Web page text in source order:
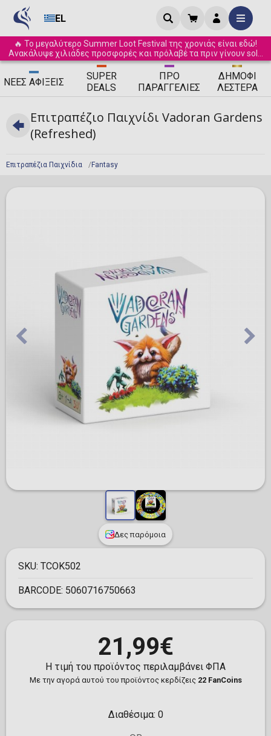
EL
🔥 Το μεγαλύτερο Summer Loot Festival της χρονιάς είναι εδώ!
Ανακάλυψε χιλιάδες προσφορές και πρόλαβέ τα πριν γίνουν sold
out! ☀️
ΝΈΕΣ ΑΦΊΞΕΙΣ
SUPER
DEALS
ΠΡΟ
ΠΑΡΑΓΓΕΛΊΕΣ
ΔΗΜΟΦΙ
ΛΈΣΤΕΡΑ
Επιτραπέζια Παιχνίδια Fantasy
Επιτραπέζιο Παιχνίδι Vadoran Gardens
(Refreshed)
Δες παρόμοια
SKU: TCOK502
BARCODE: 5060716750663
21,99€
Η τιμή του προϊόντος περιλαμβάνει ΦΠΑ
Με την αγορά αυτού του προϊόντος κερδίζεις 22 FanCoins
Διαθέσιμα: 0